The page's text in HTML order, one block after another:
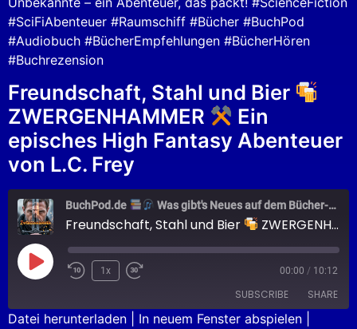
#SciFiAbenteuer #Raumschiff #Bücher #BuchPod
#Audiobuch #BücherEmpfehlungen #BücherHören
#Buchrezension
Freundschaft, Stahl und Bier
ZWERGENHAMMER
Ein
episches High Fantasy Abenteuer
von L.C. Frey
BuchPod.de Was gibt's Neues auf dem Bücher-Markt?
Freundschaft, Stahl und Bier ZWERGENHAMMER
1x 00:00 / 10:12
SUBSCRIBE SHARE
Datei herunterladen In neuem Fenster abspielen